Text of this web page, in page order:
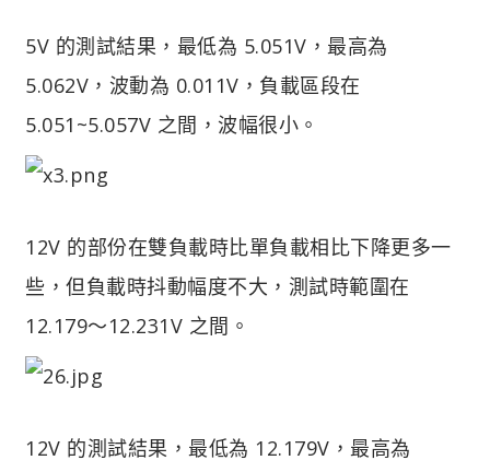
5V 的測試結果，最低為 5.051V，最高為
5.062V，波動為 0.011V，負載區段在
5.051~5.057V 之間，波幅很小。
12V 的部份在雙負載時比單負載相比下降更多一
些，但負載時抖動幅度不大，測試時範圍在
12.179～12.231V 之間。
12V 的測試結果，最低為 12.179V，最高為